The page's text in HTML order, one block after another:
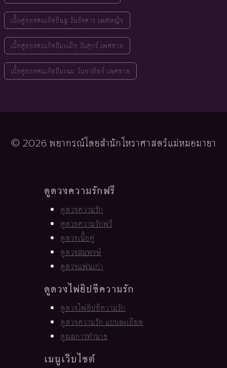
เนื้อคู่ของคนเกิดปีฉลู วันอังคาร เพศหญิง
เนื้อคู่ของคนเกิดปีมะเมีย วันศุกร์ เพศชาย
เนื้อคู่ของคนเกิดปีมะแม วันอาทิตย์ เพศชาย
© 2026 พยากรณ์โดยสำนักโหราศาสตร์แม่หมอมายา
ดูดวงความรักฟรี
ดูดวงความรัก
ดูดวงความรักฟรี
ดูดวงเนื้อคู่
ดูดวงสมพงษ์
ดูดวงแฟนเก่า
ดูดวงไพ่ยิปซีความรัก
ดูดวงไพ่ยิปซีความรัก
ดูดวงความรัก แบบละเอียด
ดูผลการทำนาย
เมนูเว็บไซต์